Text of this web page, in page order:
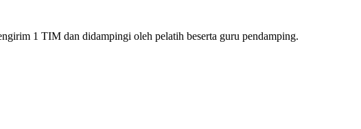
1 TIM dan didampingi oleh pelatih beserta guru pendamping.